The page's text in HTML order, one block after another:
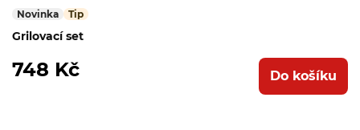
Novinka Tip
Grilovací set
748 Kč Do košíku